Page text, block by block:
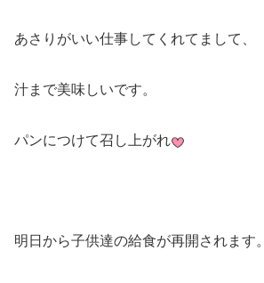
あさりがいい仕事してくれてまして、
汁まで美味しいです。
パンにつけて召し上がれ
明日から子供達の給食が再開されます。